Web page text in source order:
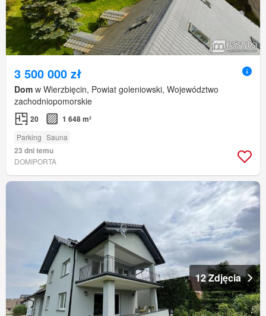
3 500 000 zł
Dom w Wierzbięcin, Powiat goleniowski, Województwo
zachodniopomorskie
20 1 648 m²
Parking Sauna
23 dni temu
DOMIPORTA
12 Zdjęcia